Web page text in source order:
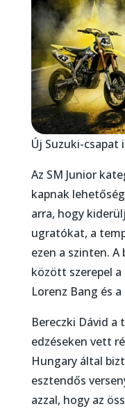
Új Suzuki-csapat
Az SM Junior
kapnak
arra, hogy
ugratókat, a
ezen a szinten.
között szerepel a
Lorenz Bang és
Bereczki Dávid
edzéseken vett
Hungary által
esztendős
azzal, hogy az